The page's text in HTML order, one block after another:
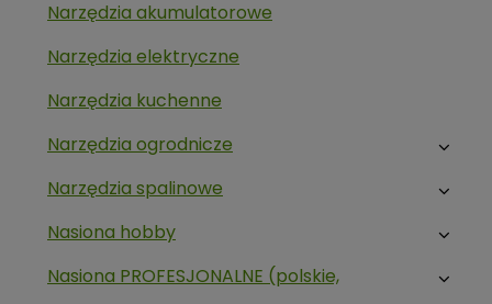
Narzędzia akumulatorowe
Narzędzia elektryczne
Narzędzia kuchenne
Narzędzia ogrodnicze
Narzędzia spalinowe
Nasiona hobby
Nasiona PROFESJONALNE (polskie,